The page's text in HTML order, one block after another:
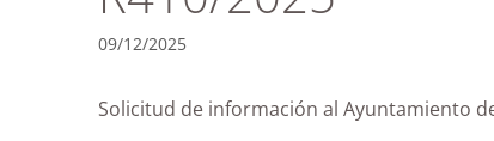
09/12/2025
Solicitud de información al